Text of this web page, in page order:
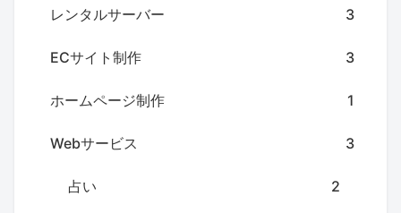
レンタルサーバー 3
ECサイト制作 3
ホームページ制作 1
Webサービス 3
占い 2